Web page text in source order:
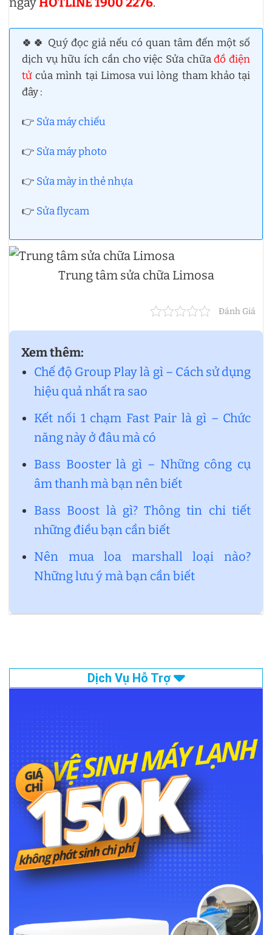
🍀🍀 Quý đọc giả nếu có quan tâm đến một số
dịch vụ hữu ích cần cho việc Sửa chữađồ điện
tử của mình tại Limosa vui lòng tham khảo tại
đây :
👉 Sửa máy chiếu
👉 Sửa máy photo
👉 Sửa mày in thẻ nhựa
👉 Sửa flycam
Trung tâm sửa chữa Limosa
Đánh Giá
Xem thêm:
Chế độ Group Play là gì – Cách sử dụng
hiệu quả nhất ra sao
Kết nối 1 chạm Fast Pair là gì – Chức
năng này ở đâu mà có
Bass Booster là gì – Những công cụ
âm thanh mà bạn nên biết
Bass Boost là gì? Thông tin chi tiết
những điều bạn cần biết
Nên mua loa marshall loại nào?
Những lưu ý mà bạn cần biết
Dịch Vụ Hỗ Trợ